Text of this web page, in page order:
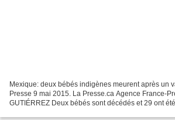
Mexique: deux bébés indigènes meurent après un
Presse 9 mai 2015. La Presse.ca Agence France-
GUTIÉRREZ Deux bébés sont décédés et 29 ont